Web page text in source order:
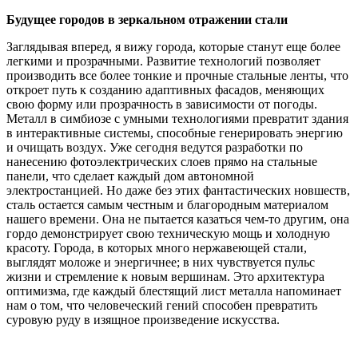
Будущее городов в зеркальном отражении стали
Заглядывая вперед, я вижу города, которые станут еще более
легкими и прозрачными. Развитие технологий позволяет
производить все более тонкие и прочные стальные ленты, что
откроет путь к созданию адаптивных фасадов, меняющих
свою форму или прозрачность в зависимости от погоды.
Металл в симбиозе с умными технологиями превратит здания
в интерактивные системы, способные генерировать энергию
и очищать воздух. Уже сегодня ведутся разработки по
нанесению фотоэлектрических слоев прямо на стальные
панели, что сделает каждый дом автономной
электростанцией. Но даже без этих фантастических новшеств,
сталь остается самым честным и благородным материалом
нашего времени. Она не пытается казаться чем-то другим, она
гордо демонстрирует свою техническую мощь и холодную
красоту. Города, в которых много нержавеющей стали,
выглядят моложе и энергичнее; в них чувствуется пульс
жизни и стремление к новым вершинам. Это архитектура
оптимизма, где каждый блестящий лист металла напоминает
нам о том, что человеческий гений способен превратить
суровую руду в изящное произведение искусства.